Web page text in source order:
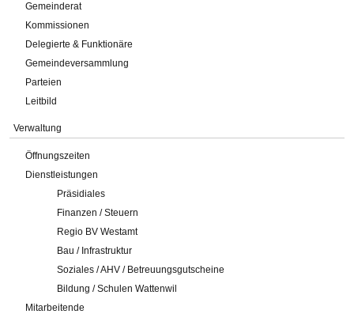
Gemeinderat
Kommissionen
Delegierte & Funktionäre
Gemeindeversammlung
Parteien
Leitbild
Verwaltung
Öffnungszeiten
Dienstleistungen
Präsidiales
Finanzen / Steuern
Regio BV Westamt
Bau / Infrastruktur
Soziales / AHV / Betreuungsgutscheine
Bildung / Schulen Wattenwil
Mitarbeitende